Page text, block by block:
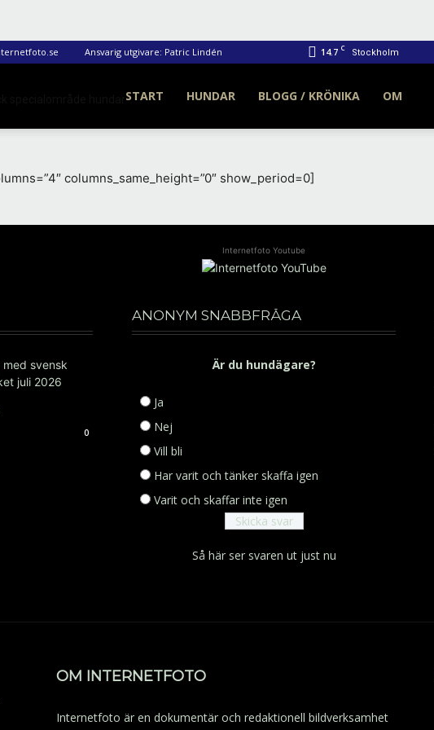
14.7 C Stockholm
Ansvarig utgivare: Patric Lindén
Internetfoto
START HUNDAR BLOGG / KRÖNIKA OM
columns_same_height=”0″ show_period=0]
Internetfoto Youtube
0
ANONYM SNABBFRÅGA
Är du hundägare?
Ja
Nej
Vill bli
Har varit och tänker skaffa igen
Varit och skaffar inte igen
Så här ser svaren ut just nu
OM INTERNETFOTO
Internetfoto är en dokumentär och redaktionell bildverksamhet